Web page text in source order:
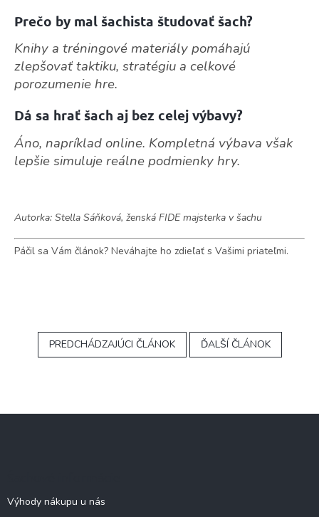
Prečo by mal šachista študovať šach?
Knihy a tréningové materiály pomáhajú
zlepšovať taktiku, stratégiu a celkové
porozumenie hre.
Dá sa hrať šach aj bez celej výbavy?
Áno, napríklad online. Kompletná výbava však
lepšie simuluje reálne podmienky hry.
Autorka: Stella Sáňková, ženská FIDE majsterka v šachu
Páčil sa Vám článok? Neváhajte ho zdieľať s Vašimi priateľmi.
PREDCHÁDZAJÚCI ČLÁNOK ĎALŠÍ ČLÁNOK
Výhody nákupu u nás